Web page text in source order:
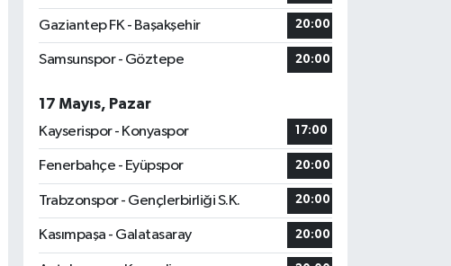
Gaziantep FK - Başakşehir 20:00
Samsunspor - Göztepe 20:00
17 Mayıs, Pazar
Kayserispor - Konyaspor
17:00
Fenerbahçe - Eyüpspor 20:00
Trabzonspor - Gençlerbirliği S.K. 20:00
Kasımpaşa - Galatasaray 20:00